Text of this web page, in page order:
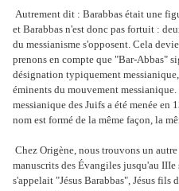
Autrement dit : Barabbas était une
et Barabbas n'est donc pas fortuit :
du messianisme s'opposent. Cela
prenons en compte que "Bar-Abbas"
désignation typiquement
éminents du mouvement
messianique des Juifs a été menée
nom est formé de la même façon, la
Chez Origène, nous trouvons un
manuscrits des Évangiles jusqu'au
s'appelait "Jésus Barabbas", Jésus fils